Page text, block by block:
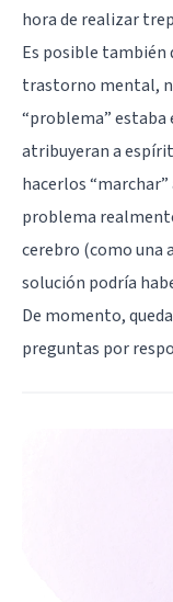
hora de realizar
Es posible también
trastorno mental,
“problema” estaba
atribuyeran a
hacerlos
problema
cerebro (como una
solución podría
De momento,
preguntas por